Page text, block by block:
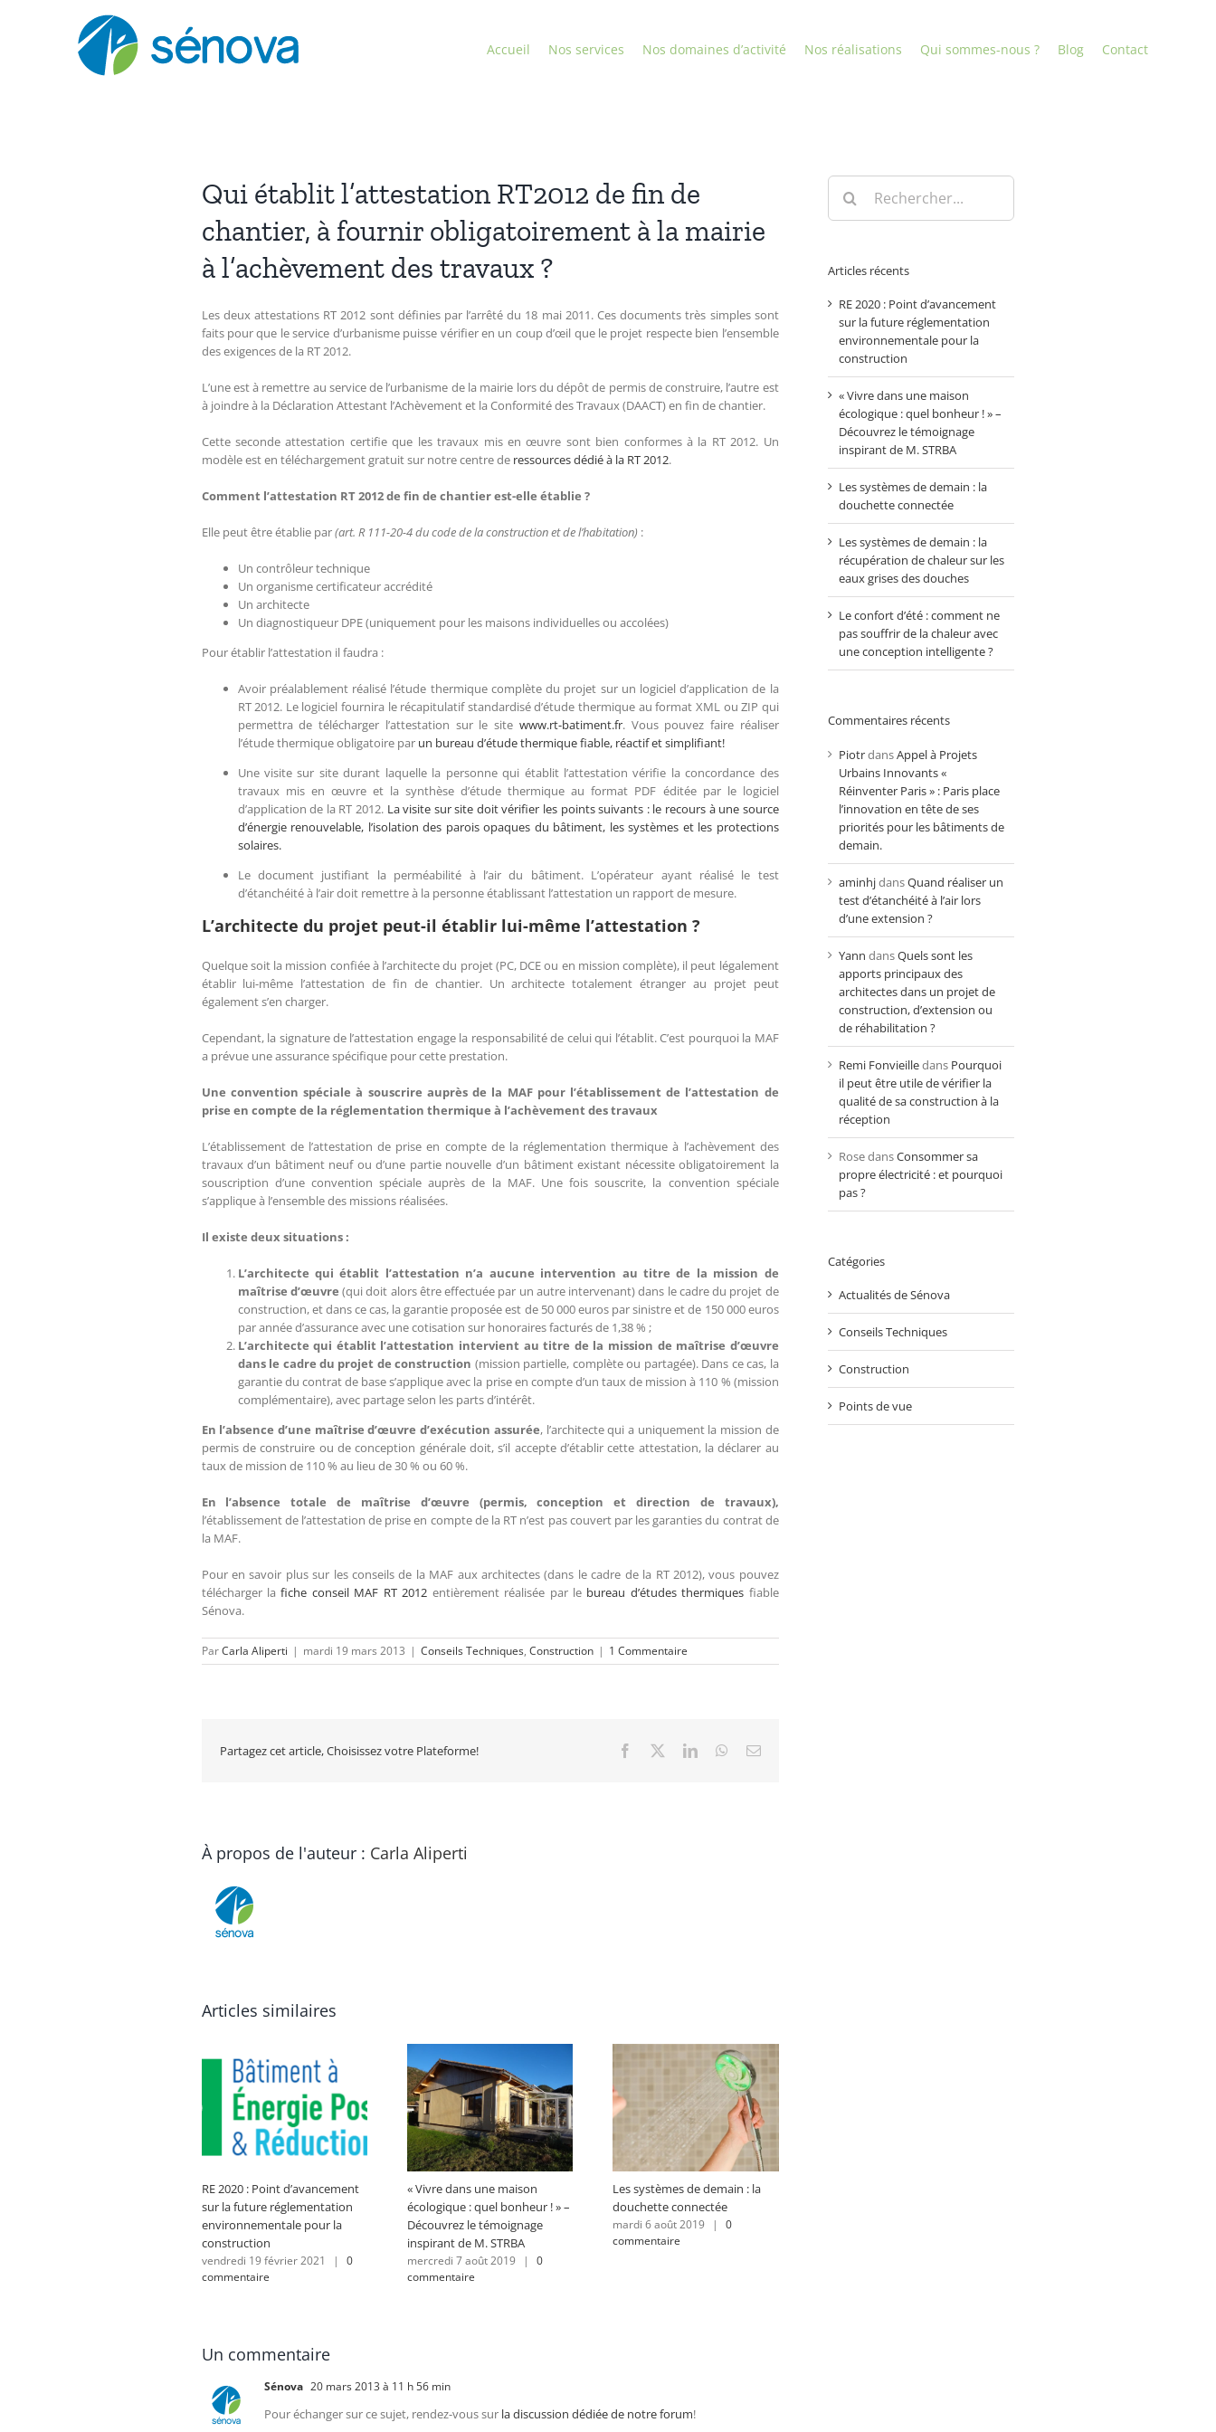
Accueil Nos services Nos domaines d’activité Nos réalisations Qui sommes-nous ? Blog Contact
Qui établit l’attestation RT2012 de fin de
chantier, à fournir obligatoirement à la mairie
à l’achèvement des travaux ?
Les deux attestations RT 2012 sont définies par l’arrêté du 18 mai 2011. Ces documents très simples sont
faits pour que le service d’urbanisme puisse vérifier en un coup d’œil que le projet respecte bien l’ensemble
des exigences de la RT 2012.
L’une est à remettre au service de l’urbanisme de la mairie lors du dépôt de permis de construire, l’autre est
à joindre à la Déclaration Attestant l’Achèvement et la Conformité des Travaux (DAACT) en fin de chantier.
Cette seconde attestation certifie que les travaux mis en œuvre sont bien conformes à la RT 2012. Un
modèle est en téléchargement gratuit sur notre centre de ressources dédié à la RT 2012.
Comment l’attestation RT 2012 de fin de chantier est-elle établie ?
Elle peut être établie par(art. R 111-20-4 du code de la construction et de l’habitation) :
Un contrôleur technique
Un organisme certificateur accrédité
Un architecte
Un diagnostiqueur DPE (uniquement pour les maisons individuelles ou accolées)
Pour établir l’attestation il faudra :
Avoir préalablement réalisé l’étude thermique complète du projet sur un logiciel d’application de la
RT 2012. Le logiciel fournira le récapitulatif standardisé d’étude thermique au format XML ou ZIP qui
permettra de télécharger l’attestation sur le site www.rt-batiment.fr. Vous pouvez faire réaliser
l’étude thermique obligatoire par un bureau d’étude thermique fiable, réactif et simplifiant!
Une visite sur site durant laquelle la personne qui établit l’attestation vérifie la concordance des
travaux mis en œuvre et la synthèse d’étude thermique au format PDF éditée par le logiciel
d’application de la RT 2012. La visite sur site doit vérifier les points suivants : le recours à une source
d’énergie renouvelable, l’isolation des parois opaques du bâtiment, les systèmes et les protections
solaires.
Le document justifiant la perméabilité à l’air du bâtiment. L’opérateur ayant réalisé le test
d’étanchéité à l’air doit remettre à la personne établissant l’attestation un rapport de mesure.
L’architecte du projet peut-il établir lui-même l’attestation ?
Quelque soit la mission confiée à l’architecte du projet (PC, DCE ou en mission complète), il peut légalement
établir lui-même l’attestation de fin de chantier. Un architecte totalement étranger au projet peut
également s’en charger.
Cependant, la signature de l’attestation engage la responsabilité de celui qui l’établit. C’est pourquoi la MAF
a prévue une assurance spécifique pour cette prestation.
Une convention spéciale à souscrire auprès de la MAF pour l’établissement de l’attestation de
prise en compte de la réglementation thermique à l’achèvement des travaux
L’établissement de l’attestation de prise en compte de la réglementation thermique à l’achèvement des
travaux d’un bâtiment neuf ou d’une partie nouvelle d’un bâtiment existant nécessite obligatoirement la
souscription d’une convention spéciale auprès de la MAF. Une fois souscrite, la convention spéciale
s’applique à l’ensemble des missions réalisées.
Il existe deux situations :
L’architecte qui établit l’attestation n’a aucune intervention au titre de la mission de
maîtrise d’œuvre(qui doit alors être effectuée par un autre intervenant) dans le cadre du projet de
construction, et dans ce cas, la garantie proposée est de 50 000 euros par sinistre et de 150 000 euros
par année d’assurance avec une cotisation sur honoraires facturés de 1,38 % ;
L’architecte qui établit l’attestation intervient au titre de la mission de maîtrise d’œuvre
dans le cadre du projet de construction (mission partielle, complète ou partagée). Dans ce cas, la
garantie du contrat de base s’applique avec la prise en compte d’un taux de mission à 110 % (mission
complémentaire), avec partage selon les parts d’intérêt.
En l’absence d’une maîtrise d’œuvre d’exécution assurée, l’architecte qui a uniquement la mission de
permis de construire ou de conception générale doit, s’il accepte d’établir cette attestation, la déclarer au
taux de mission de 110 % au lieu de 30 % ou 60 %.
En l’absence totale de maîtrise d’œuvre (permis, conception et direction de travaux),
l’établissement de l’attestation de prise en compte de la RT n’est pas couvert par les garanties du contrat de
la MAF.
Pour en savoir plus sur les conseils de la MAF aux architectes (dans le cadre de la RT 2012), vous pouvez
télécharger lafiche conseil MAF RT 2012 entièrement réalisée par le bureau d’études thermiques fiable
Sénova.
ParCarla Aliperti | mardi 19 mars 2013 | Conseils Techniques, Construction | 1 Commentaire
Partagez cet article, Choisissez votre Plateforme! Facebook LinkedInWhatsApp
Email
À propos de l'auteur : Carla Aliperti
Articles similaires
RE 2020 : Point d’avancement
sur la future réglementation
environnementale pour la
construction
vendredi 19 février 2021 |
0
commentaire
« Vivre dans une maison
écologique : quel bonheur ! » –
Découvrez le témoignage
inspirant de M. STRBA
mercredi 7 août 2019 |
0
commentaire
Les systèmes de demain : la
douchette connectée
mardi 6 août 2019 |
0
commentaire
Un commentaire
Sénova 20 mars 2013 à 11 h 56 min
Pour échanger sur ce sujet, rendez-vous sur la discussion dédiée de notre forum!
Rechercher:
Articles récents
RE 2020 : Point d’avancement
sur la future réglementation
environnementale pour la
construction
« Vivre dans une maison
écologique : quel bonheur ! » –
Découvrez le témoignage
inspirant de M. STRBA
Les systèmes de demain : la
douchette connectée
Les systèmes de demain : la
récupération de chaleur sur les
eaux grises des douches
Le confort d’été : comment ne
pas souffrir de la chaleur avec
une conception intelligente ?
Commentaires récents
PiotrdansAppel à Projets
Urbains Innovants «
Réinventer Paris » : Paris place
l’innovation en tête de ses
priorités pour les bâtiments de
demain.
aminhjdansQuand réaliser un
test d’étanchéité à l’air lors
d’une extension ?
Yann dansQuels sont les
apports principaux des
architectes dans un projet de
construction, d’extension ou
de réhabilitation ?
Remi Fonvieilledans Pourquoi
il peut être utile de vérifier la
qualité de sa construction à la
réception
RosedansConsommer sa
propre électricité : et pourquoi
pas ?
Catégories
Actualités de Sénova
Conseils Techniques
Construction
Points de vue